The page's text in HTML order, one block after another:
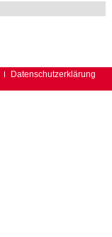
Datenschutzerklärung